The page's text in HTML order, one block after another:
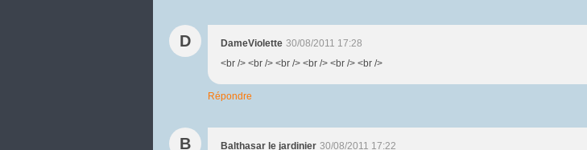
D DameViolette 30/08/2011 17:28
<br /> <br /> <br /> <br /> <br /> <br />
Répondre
B Balthasar le jardinier 30/08/2011 17:22